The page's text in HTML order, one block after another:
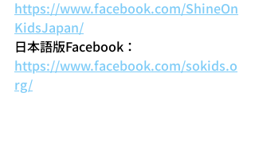
https://www.facebook.com/ShineOn
KidsJapan/
日本語版Facebook：
https://www.facebook.com/sokids.o
rg/